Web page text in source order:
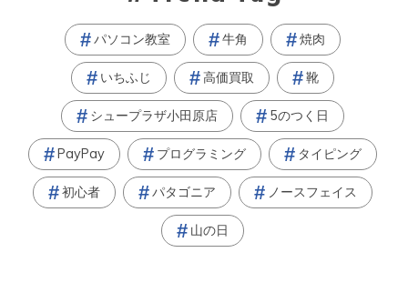
パソコン教室 牛角 焼肉
いちふじ 高価買取 靴
シュープラザ小田原店 5のつく日
PayPay プログラミング タイピング
初心者 パタゴニア ノースフェイス
山の日